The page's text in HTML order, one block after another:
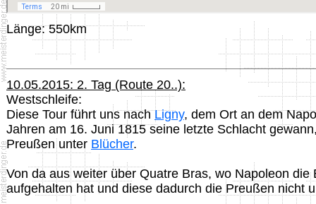
Länge: 550km
10.05.2015: 2. Tag (Route 20..):
Westschleife:
Diese Tour führt uns nachLigny, dem Ort an dem
Jahren am 16. Juni 1815 seine letzte Schlacht
Preußen unter Blücher.
Von da aus weiter über Quatre Bras, wo Napoleon die
aufgehalten hat und diese dadurch die Preußen nicht